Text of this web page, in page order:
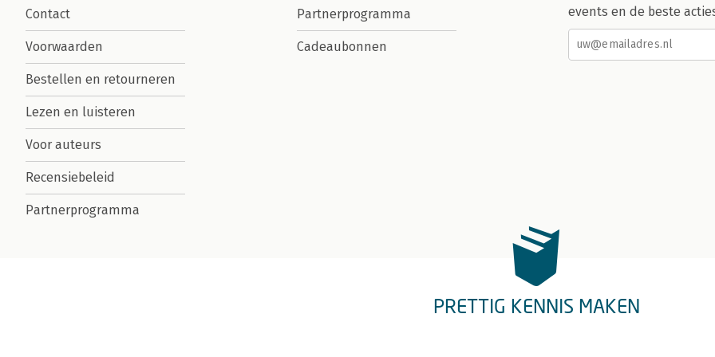
Contact
Voorwaarden
Bestellen en retourneren
Lezen en luisteren
Voor auteurs
Recensiebeleid
Partnerprogramma
Partnerprogramma
Cadeaubonnen
events en de beste
PRETTIG KENNIS MAKEN